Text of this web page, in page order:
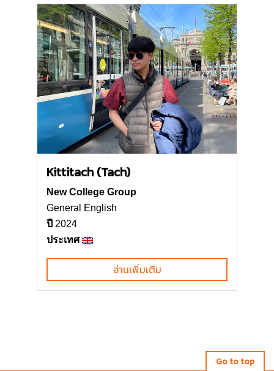
Kittitach (Tach)
New College Group
General English
ปี 2024
ประเทศ
อ่านเพิ่มเติม
Go to top